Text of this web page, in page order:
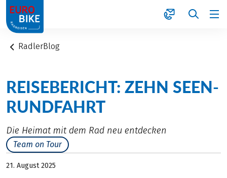
1
RadlerBlog
REISEBERICHT: ZEHN SEEN-
RUNDFAHRT
Die Heimat mit dem Rad neu entdecken
Team on Tour
21. August 2025